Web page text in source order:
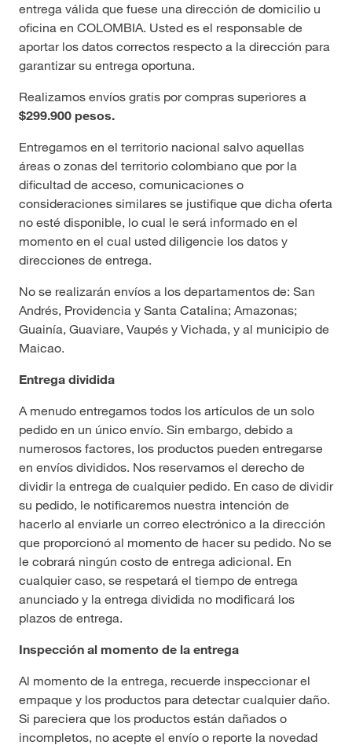
entrega válida que fuese una dirección de domicilio u
oficina en COLOMBIA. Usted es el responsable de
aportar los datos correctos respecto a la dirección para
garantizar su entrega oportuna.
Realizamos envíos gratis por compras superiores a
$299.900 pesos.
Entregamos en el territorio nacional salvo aquellas
áreas o zonas del territorio colombiano que por la
dificultad de acceso, comunicaciones o
consideraciones similares se justifique que dicha oferta
no esté disponible, lo cual le será informado en el
momento en el cual usted diligencie los datos y
direcciones de entrega.
No se realizarán envíos a los departamentos de: San
Andrés, Providencia y Santa Catalina; Amazonas;
Guainía, Guaviare, Vaupés y Vichada, y al municipio de
Maicao.
Entrega dividida
A menudo entregamos todos los artículos de un solo
pedido en un único envío. Sin embargo, debido a
numerosos factores, los productos pueden entregarse
en envíos divididos. Nos reservamos el derecho de
dividir la entrega de cualquier pedido. En caso de dividir
su pedido, le notificaremos nuestra intención de
hacerlo al enviarle un correo electrónico a la dirección
que proporcionó al momento de hacer su pedido. No se
le cobrará ningún costo de entrega adicional. En
cualquier caso, se respetará el tiempo de entrega
anunciado y la entrega dividida no modificará los
plazos de entrega.
Inspección al momento de la entrega
Al momento de la entrega, recuerde inspeccionar el
empaque y los productos para detectar cualquier daño.
Si pareciera que los productos están dañados o
incompletos, no acepte el envío o reporte la novedad